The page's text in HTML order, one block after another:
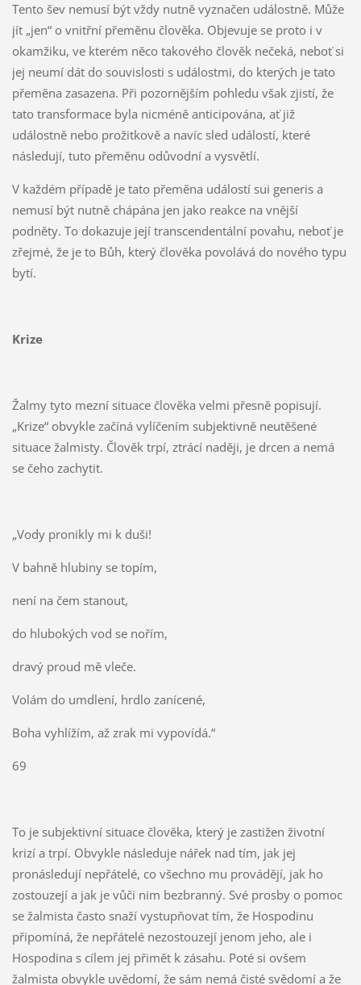
Tento šev nemusí být vždy nutně vyznačen událostně. Může
jít „jen“ o vnitřní přeměnu člověka. Objevuje se proto i v
okamžiku, ve kterém něco takového člověk nečeká, neboť si
jej neumí dát do souvislosti s událostmi, do kterých je tato
přeměna zasazena. Při pozornějším pohledu však zjistí, že
tato transformace byla nicméně anticipována, ať již
událostně nebo prožitkově a navíc sled událostí, které
následují, tuto přeměnu odůvodní a vysvětlí.
V každém případě je tato přeměna událostí sui generis a
nemusí být nutně chápána jen jako reakce na vnější
podněty. To dokazuje její transcendentální povahu, neboť je
zřejmé, že je to Bůh, který člověka povolává do nového typu
bytí.
Krize
Žalmy tyto mezní situace člověka velmi přesně popisují.
„Krize“ obvykle začíná vylíčením subjektivně neutěšené
situace žalmisty. Člověk trpí, ztrácí naději, je drcen a nemá
se čeho zachytit.
„Vody pronikly mi k duši!
V bahně hlubiny se topím,
není na čem stanout,
do hlubokých vod se nořím,
dravý proud mě vleče.
Volám do umdlení, hrdlo zanícené,
Boha vyhlížím, až zrak mi vypovídá.“
69
To je subjektivní situace člověka, který je zastižen životní
krizí a trpí. Obvykle následuje nářek nad tím, jak jej
pronásledují nepřátelé, co všechno mu provádějí, jak ho
zostouzejí a jak je vůči nim bezbranný. Své prosby o pomoc
se žalmista často snaží vystupňovat tím, že Hospodinu
připomíná, že nepřátelé nezostouzejí jenom jeho, ale i
Hospodina s cílem jej přimět k zásahu. Poté si ovšem
žalmista obvykle uvědomí, že sám nemá čisté svědomí a že